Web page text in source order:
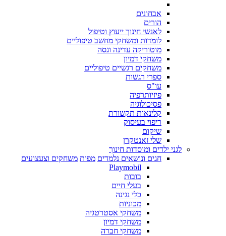
אבחונים
הורים
לאנשי חינוך ייעוץ וטיפול
לומדות ומשחקי מחשב טיפוליים
מוטוריקה עדינה וגסה
משחקי דמיון
משחקים רגשיים טיפוליים
ספרי רגשות
עו"ס
פיזיותרפיה
פסיכולוגיה
קלינאות תקשורת
ריפוי בעיסוק
שיקום
שלי זאנטקרן
לגני ילדים ומוסדות חינוך
חגים ונושאים נלמדים מפות משחקים וצעצועים
Playmobil
בובות
בעלי חיים
כלי נגינה
מכוניות
משחקי אסטרטגיה
משחקי דמיון
משחקי חברה